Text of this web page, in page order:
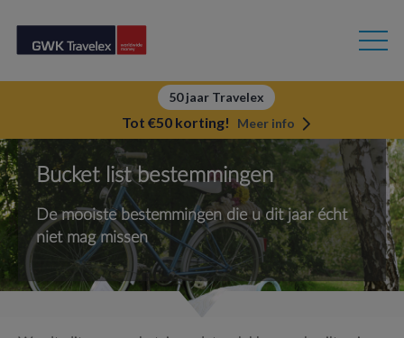
50 jaar Travelex
Tot €50 korting! Meer info
Bucket list bestemmingen
De mooiste bestemmingen die u dit jaar écht
niet mag missen